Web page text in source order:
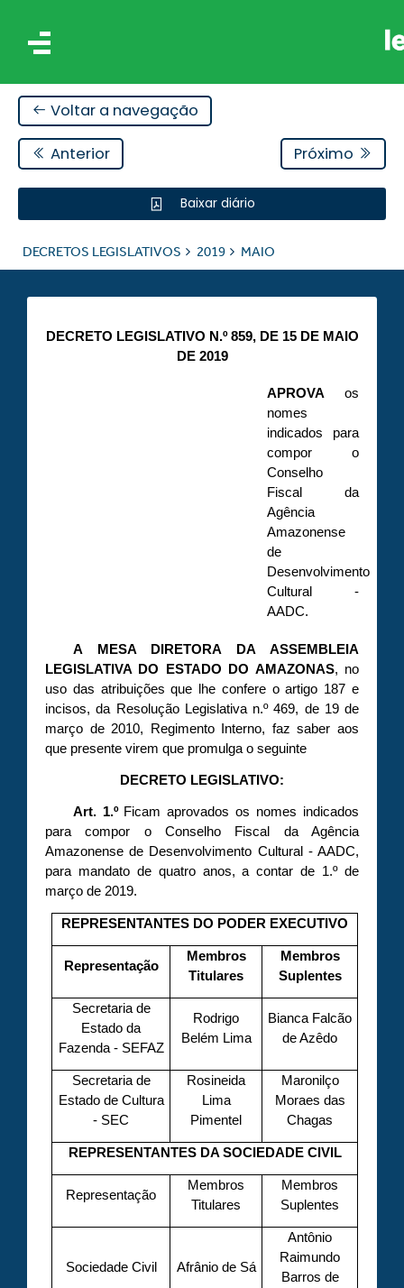
Voltar a navegação
Anterior Próximo
Baixar diário
DECRETOS LEGISLATIVOS 2019 MAIO
DECRETO LEGISLATIVO N.º 859, DE 15 DE MAIO
DE 2019
APROVAos
nomes
indicados para
compor o
Conselho
Fiscal da
Agência
Amazonense
de
Desenvolvimento
Cultural -
AADC.
A MESA DIRETORA DA ASSEMBLEIA
LEGISLATIVA DO ESTADO DO AMAZONAS, no
uso das atribuições que lhe confere o artigo 187 e
incisos, da Resolução Legislativa n.º 469, de 19 de
março de 2010, Regimento Interno, faz saber aos
que presente virem que promulga o seguinte
DECRETO LEGISLATIVO:
Art. 1.ºFicam aprovados os nomes indicados
para compor o Conselho Fiscal da Agência
Amazonense de Desenvolvimento Cultural - AADC,
para mandato de quatro anos, a contar de 1.º de
março de 2019.
REPRESENTANTES DO PODER EXECUTIVO
Representação
Membros
Titulares
Membros
Suplentes
Secretaria de
Estado da
Fazenda - SEFAZ
Rodrigo
Belém Lima
Bianca Falcão
de Azêdo
Secretaria de
Estado de Cultura
- SEC
Rosineida
Lima
Pimentel
Maronilço
Moraes das
Chagas
REPRESENTANTES DA SOCIEDADE CIVIL
Representação
Membros
Titulares
Membros
Suplentes
Sociedade Civil Afrânio de Sá
Antônio
Raimundo
Barros de